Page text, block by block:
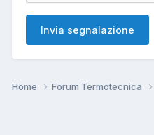
Invia segnalazione
Home Forum Termotecnica